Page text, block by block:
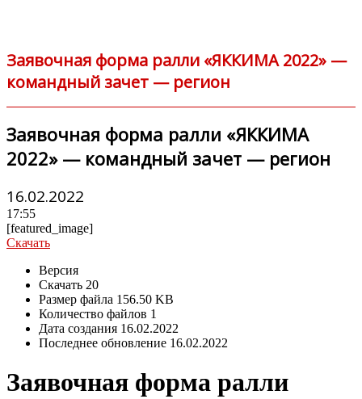
Заявочная форма ралли «ЯККИМА 2022» —
командный зачет — регион
Заявочная форма ралли «ЯККИМА
2022» — командный зачет — регион
16.02.2022
17:55
[featured_image]
Скачать
Версия
Скачать 20
Размер файла 156.50 KB
Количество файлов 1
Дата создания 16.02.2022
Последнее обновление 16.02.2022
Заявочная форма ралли